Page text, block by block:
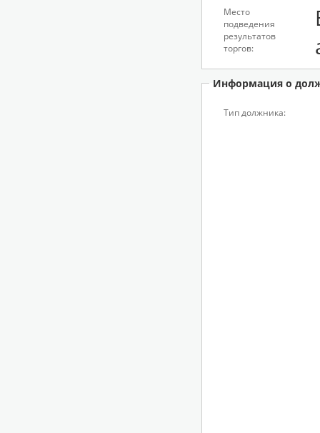
Место
подведения
результатов
торгов:
Информация о
Тип должника: